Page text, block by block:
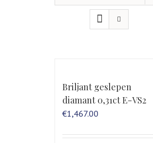
Briljant geslepen
diamant 0,31ct E-VS2
€1,467.00